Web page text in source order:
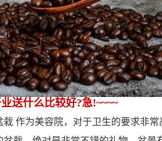
送什么比较好?急!~~~~
栽 作为美容院，对于卫生的要求非